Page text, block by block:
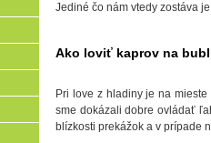
Jediné čo nám vtedy zostáva
Ako loviť kaprov na
Pri love z hladiny je na
sme dokázali dobre ovládať
blízkosti prekážok a v prípade